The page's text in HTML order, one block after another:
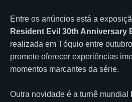
Entre os anúncios está a
Resident Evil 30th Anniversary
realizada em Tóquio entre
promete oferecer experiências
momentos marcantes da série.
Outra novidade é a turnê mundial